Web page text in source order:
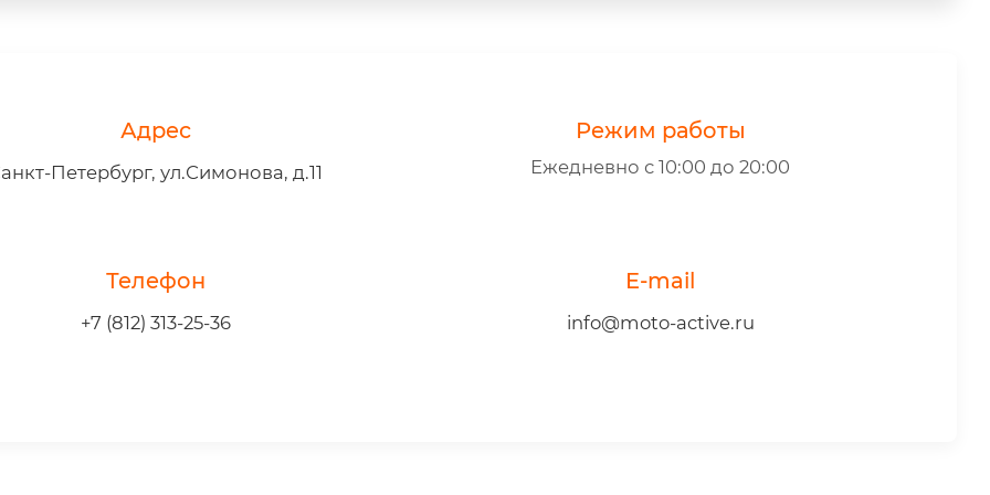
Адрес
Петербург, ул.Симонова, д.11
Режим работы
Ежедневно с 10:00 до 20:00
Телефон
+7 (812) 313-25-36
E-mail
info@moto-active.ru